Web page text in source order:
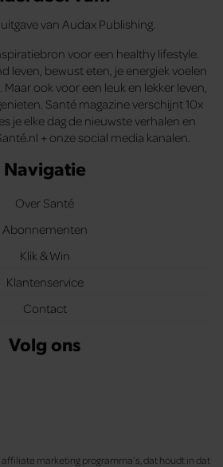
van Audax Publishing.
voor een healthy lifestyle.
leven, bewust eten, je energiek voelen
Maar ook voor een leuk en lekker leven,
Santé magazine verschijnt 10x
je elke dag de nieuwste verhalen en
+ onze social media kanalen.
Navigatie
Over Santé
Abonnementen
Klik & Win
Klantenservice
Contact
Volg ons
marketing programma’s, dat houdt in dat